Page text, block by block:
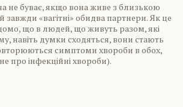
не буває, якщо вона живе з близькою
«вагітні» обидва партнери. Як це
що в людей, що живуть разом, які
навіть думки сходяться, вони стають
симптоми хвороби в обох,
про інфекційні хвороби).